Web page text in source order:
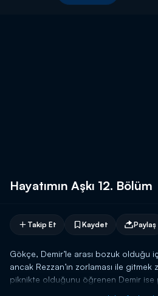
Hayatımın Aşkı 12. Bölüm
Takip Et Kaydet Paylaş
Gökçe, Demir’le arası bozuk olduğu
ancak Rezzan’ın zorlaması ile gitmek
piknikte olduğunu öğrenen Demir